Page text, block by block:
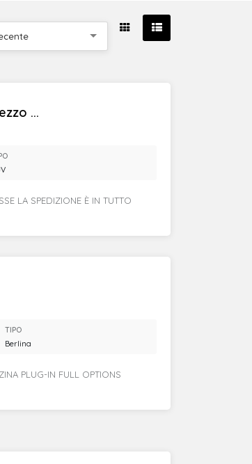
...
LA SPEDIZIONE È IN TUTTO
PLUG-IN FULL OPTIONS
TIPO
Berlina